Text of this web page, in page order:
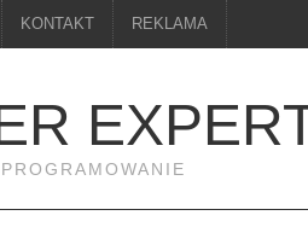
KONTAKT REKLAMA